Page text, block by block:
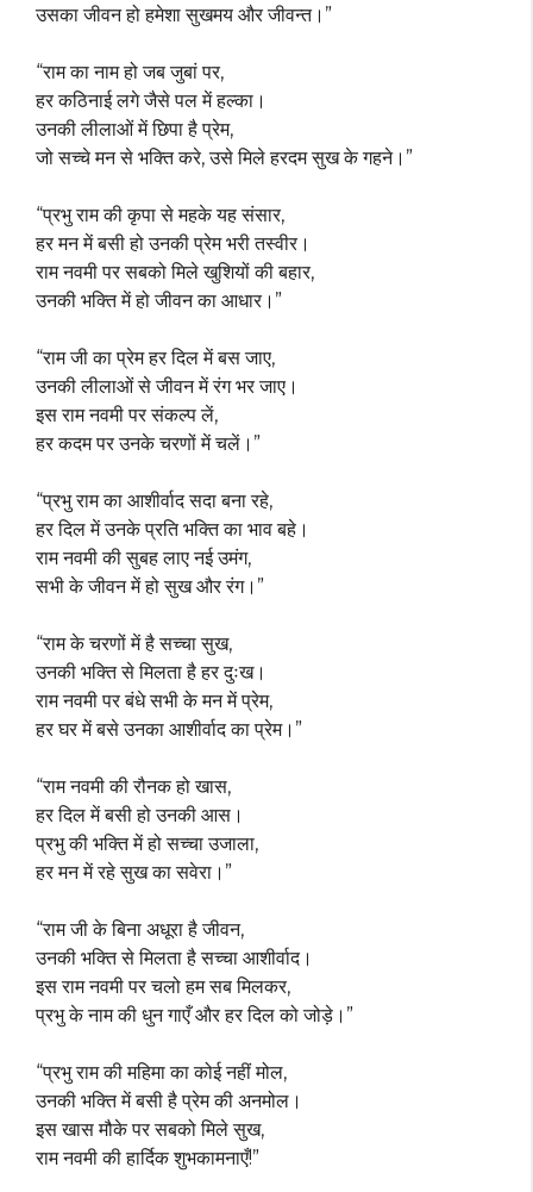
उसका जीवन हो हमेशा सुखमय और जीवन्त।”
“राम का नाम हो जब जुबां पर,
हर कठिनाई लगे जैसे पल में हल्का।
उनकी लीलाओं में छिपा है प्रेम,
जो सच्चे मन से भक्ति करे, उसे मिले हरदम सुख के गहने।”
“प्रभु राम की कृपा से महके यह संसार,
हर मन में बसी हो उनकी प्रेम भरी तस्वीर।
राम नवमी पर सबको मिले खुशियों की बहार,
उनकी भक्ति में हो जीवन का आधार।”
“राम जी का प्रेम हर दिल में बस जाए,
उनकी लीलाओं से जीवन में रंग भर जाए।
इस राम नवमी पर संकल्प लें,
हर कदम पर उनके चरणों में चलें।”
“प्रभु राम का आशीर्वाद सदा बना रहे,
हर दिल में उनके प्रति भक्ति का भाव बहे।
राम नवमी की सुबह लाए नई उमंग,
सभी के जीवन में हो सुख और रंग।”
“राम के चरणों में है सच्चा सुख,
उनकी भक्ति से मिलता है हर दुःख।
राम नवमी पर बंधे सभी के मन में प्रेम,
हर घर में बसे उनका आशीर्वाद का प्रेम।”
“राम नवमी की रौनक हो खास,
हर दिल में बसी हो उनकी आस।
प्रभु की भक्ति में हो सच्चा उजाला,
हर मन में रहे सुख का सवेरा।”
“राम जी के बिना अधूरा है जीवन,
उनकी भक्ति से मिलता है सच्चा आशीर्वाद।
इस राम नवमी पर चलो हम सब मिलकर,
प्रभु के नाम की धुन गाएँ और हर दिल को जोड़े।”
“प्रभु राम की महिमा का कोई नहीं मोल,
उनकी भक्ति में बसी है प्रेम की अनमोल।
इस खास मौके पर सबको मिले सुख,
राम नवमी की हार्दिक शुभकामनाएँ!”